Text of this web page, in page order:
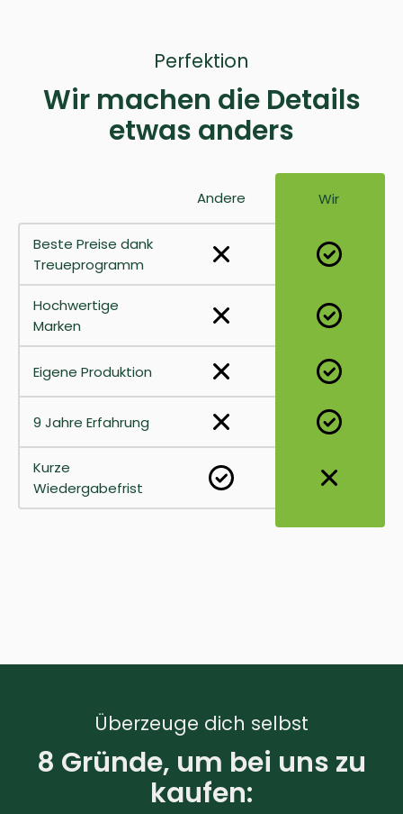
Perfektion
Wir machen die Details
etwas anders
Andere Wir
Beste Preise dank
Treueprogramm
Hochwertige
Marken
Eigene Produktion
9 Jahre Erfahrung
Kurze
Wiedergabefrist
Überzeuge dich selbst
8 Gründe, um bei uns zu
kaufen: